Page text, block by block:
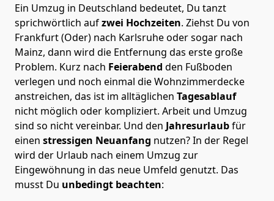
Ein Umzug in Deutschland bedeutet, Du tanzt
sprichwörtlich aufzwei Hochzeiten. Ziehst Du von
Frankfurt (Oder) nach Karlsruhe oder sogar nach
Mainz, dann wird die Entfernung das erste große
Problem. Kurz nach Feierabend den Fußboden
verlegen und noch einmal die Wohnzimmerdecke
anstreichen, das ist im alltäglichen Tagesablauf
nicht möglich oder kompliziert. Arbeit und Umzug
sind so nicht vereinbar. Und den Jahresurlaubfür
einen stressigen Neuanfang nutzen? In der Regel
wird der Urlaub nach einem Umzug zur
Eingewöhnung in das neue Umfeld genutzt. Das
musst Du unbedingt beachten: